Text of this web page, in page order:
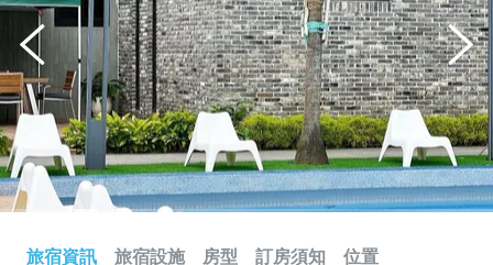
旅宿資訊 旅宿設施 房型 訂房須知 位置